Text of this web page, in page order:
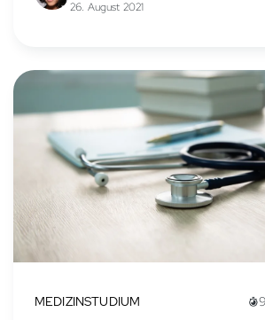
Problem ist dabei die drohende
26. August 2021
MEDIZINSTUDIUM